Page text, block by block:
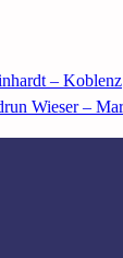
– Koblenz
Wieser –